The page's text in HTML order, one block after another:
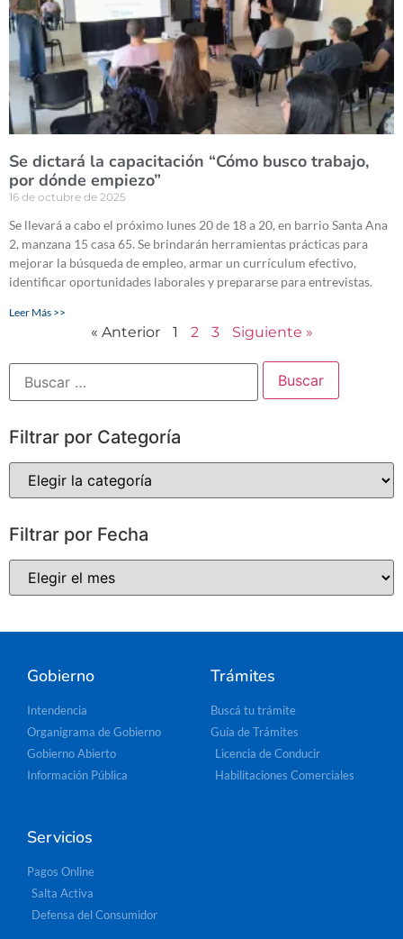
Se dictará la capacitación “Cómo busco trabajo,
por dónde empiezo”
16 de octubre de 2025
Se llevará a cabo el próximo lunes 20 de 18 a 20, en barrio Santa Ana
2, manzana 15 casa 65. Se brindarán herramientas prácticas para
mejorar la búsqueda de empleo, armar un currículum efectivo,
identificar oportunidades laborales y prepararse para entrevistas.
Leer Más >>
« Anterior 1 2 3 Siguiente »
Filtrar por Categoría
Filtrar por Fecha
Gobierno
Intendencia
Organigrama de Gobierno
Gobierno Abierto
Información Pública
Trámites
Buscá tu trámite
Guía de Trámites
Licencia de Conducir
Habilitaciones Comerciales
Servicios
Pagos Online
Salta Activa
Defensa del Consumidor